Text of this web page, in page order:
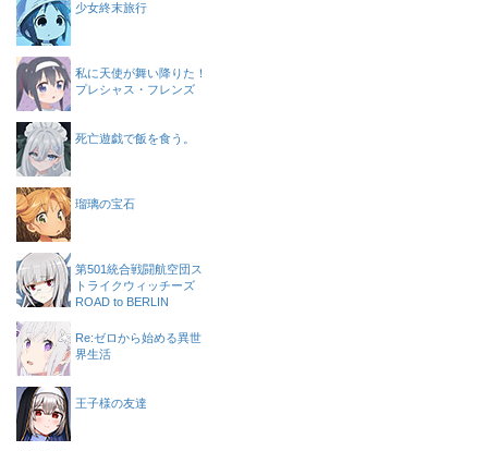
少女終末旅行
私に天使が舞い降りた！
プレシャス・フレンズ
死亡遊戯で飯を食う。
瑠璃の宝石
第501統合戦闘航空団ス
トライクウィッチーズ
ROAD to BERLIN
Re:ゼロから始める異世
界生活
王子様の友達